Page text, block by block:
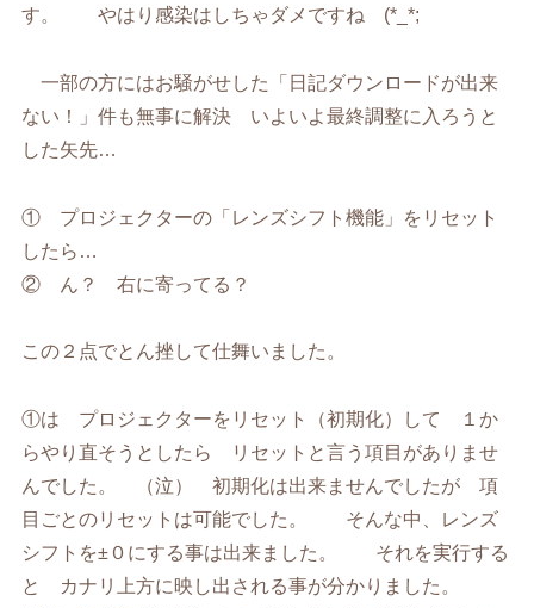
す。 やはり感染はしちゃダメですね (*_*;
一部の方にはお騒がせした「日記ダウンロードが出来
ない！」件も無事に解決 いよいよ最終調整に入ろうと
した矢先…
① プロジェクターの「レンズシフト機能」をリセット
したら…
② ん？ 右に寄ってる？
この２点でとん挫して仕舞いました。
①は プロジェクターをリセット（初期化）して １か
らやり直そうとしたら リセットと言う項目がありませ
んでした。 （泣） 初期化は出来ませんでしたが 項
目ごとのリセットは可能でした。 そんな中、レンズ
シフトを±０にする事は出来ました。 それを実行する
と カナリ上方に映し出される事が分かりました。